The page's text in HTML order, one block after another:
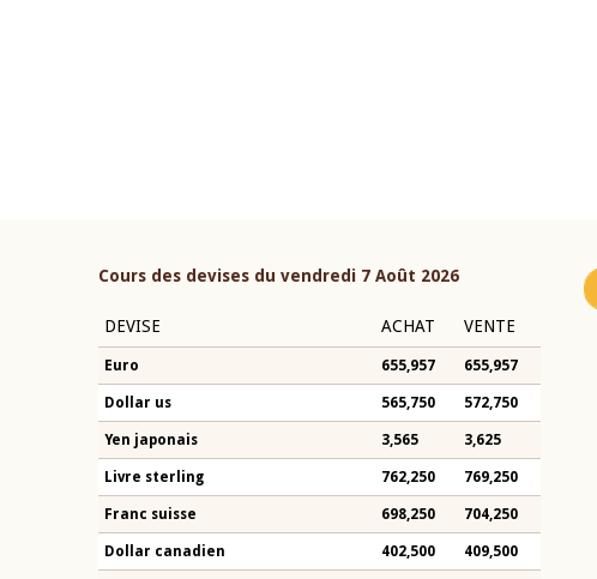
Cours des devises du vendredi 7 Août 2026
DEVISE ACHAT VENTE
Euro 655,957 655,957
Dollar us 565,750 572,750
Yen japonais 3,565 3,625
Livre sterling 762,250 769,250
Franc suisse 698,250 704,250
Dollar canadien 402,500 409,500